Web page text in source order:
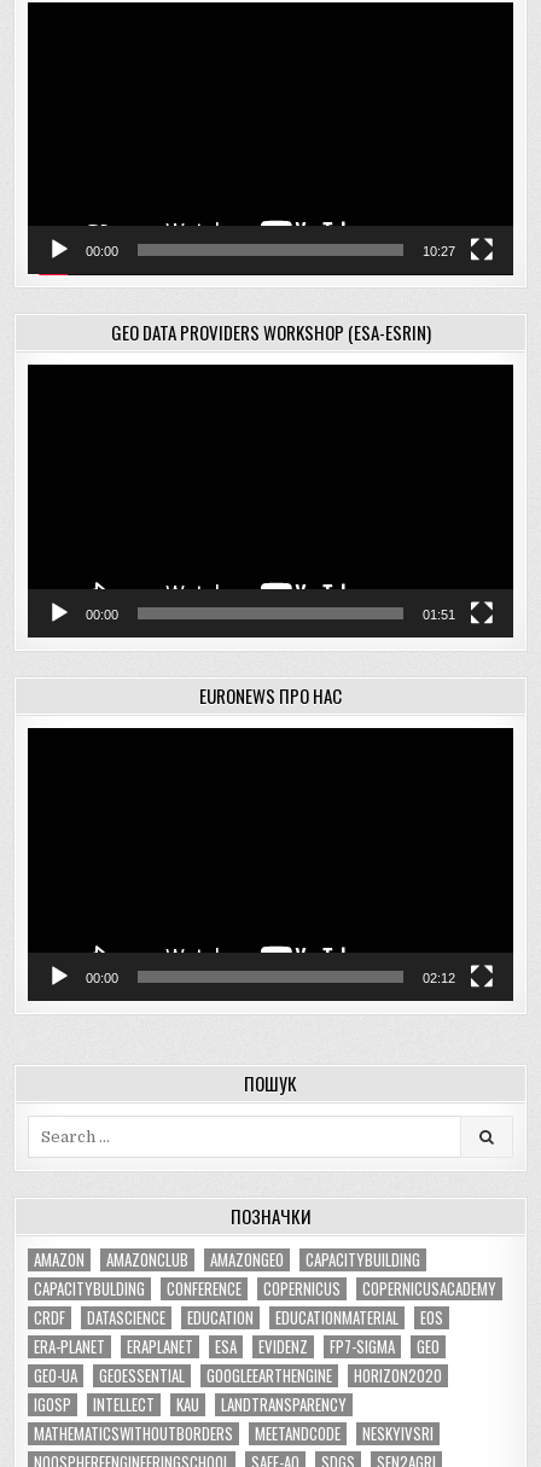
00:00 10:27
GEO DATA PROVIDERS WORKSHOP (ESA-ESRIN)
00:00 01:51
EURONEWS ПРО НАС
00:00 02:12
ПОШУК
ПОЗНАЧКИ
AMAZON AMAZONCLUB AMAZONGEO
CAPACITYBUILDING
CAPACITYBULDING
CONFERENCE COPERNICUS
COPERNICUSACADEMY
CRDF
DATASCIENCE EDUCATION EDUCATIONMATERIAL
EOS
ERA-PLANET
ERAPLANET ESA EVIDENZ FP7-SIGMA
GEO
GEO-UA
GEOESSENTIAL GOOGLEEARTHENGINE
HORIZON2020
IGOSP
INTELLECT KAU
LANDTRANSPARENCY
MATHEMATICSWITHOUTBORDERS
MEETANDCODE
NESKYIVSRI